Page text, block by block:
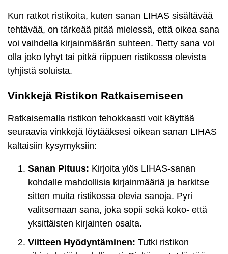
Kun ratkot ristikoita, kuten sanan LIHAS sisältävää
tehtävää, on tärkeää pitää mielessä, että oikea sana
voi vaihdella kirjainmäärän suhteen. Tietty sana voi
olla joko lyhyt tai pitkä riippuen ristikossa olevista
tyhjistä soluista.
Vinkkejä Ristikon Ratkaisemiseen
Ratkaisemalla ristikon tehokkaasti voit käyttää
seuraavia vinkkejä löytääksesi oikean sanan LIHAS
kaltaisiin kysymyksiin:
Sanan Pituus: Kirjoita ylös LIHAS-sanan
kohdalle mahdollisia kirjainmääriä ja harkitse
sitten muita ristikossa olevia sanoja. Pyri
valitsemaan sana, joka sopii sekä koko- että
yksittäisten kirjainten osalta.
Viitteen Hyödyntäminen: Tutki ristikon